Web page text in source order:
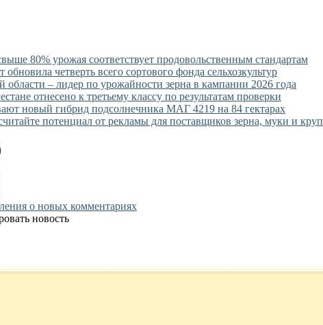
80% урожая соответствует продовольственным стандартам
обновила четверть всего сортового фонда сельхозкультур
области – лидер по урожайности зерна в кампании 2026 года
отнесено к третьему классу по результатам проверки
новый гибрид подсолнечника МАГ 4219 на 84 гектарах
потенциал от рекламы для поставщиков зерна, муки и круп
о новых комментариях
новость